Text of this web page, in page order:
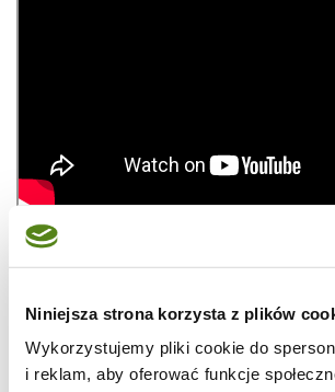
Niniejsza strona korzysta z plików
Wykorzystujemy pliki cookie do
i reklam, aby oferować funkcje
Składniki na kotlety